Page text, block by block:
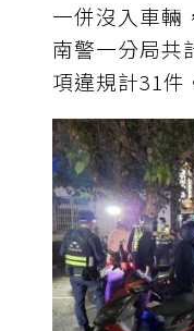
一併沒入車輛
南警一分局共
項違規計31件